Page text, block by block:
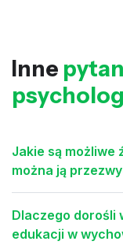
Inne
Jakie są możliwe
można ją
Dlaczego dorośli
edukacji w